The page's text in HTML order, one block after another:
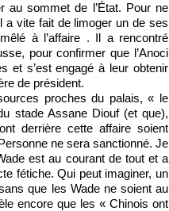
au sommet de l’État. Pour ne
a vite fait de limoger un de ses
à l’affaire . Il a rencontré
pour confirmer que l’Anoci
et s’est engagé à leur obtenir
de président.
proches du palais, « le
stade Assane Diouf (et que),
derrière cette affaire soient
ne sera sanctionné. Je
est au courant de tout et a
fétiche. Qui peut imaginer, un
que les Wade ne soient au
encore que les « Chinois ont